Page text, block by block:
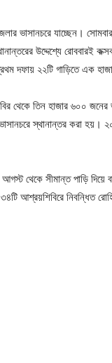
ভাসানচরে যাচ্ছেন।
উদ্দেশ্যে রোববারই
দফায় ২২টি গাড়িতে এক
থেকে তিন হাজার ৬০০
স্থানান্তর করা
থেকে সীমান্ত পাড়ি দিয়ে
আশ্রয়শিবিরে নিবন্ধিত